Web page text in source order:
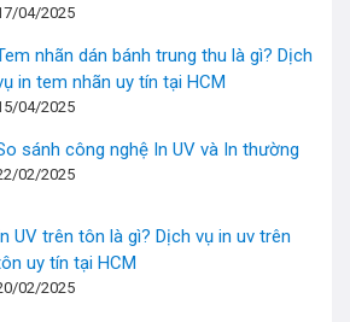
04/2025
nhãn dán bánh trung thu là gì? Dịch
in tem nhãn uy tín tại HCM
04/2025
sánh công nghệ In UV và In thường
02/2025
UV trên tôn là gì? Dịch vụ in uv trên
uy tín tại HCM
02/2025